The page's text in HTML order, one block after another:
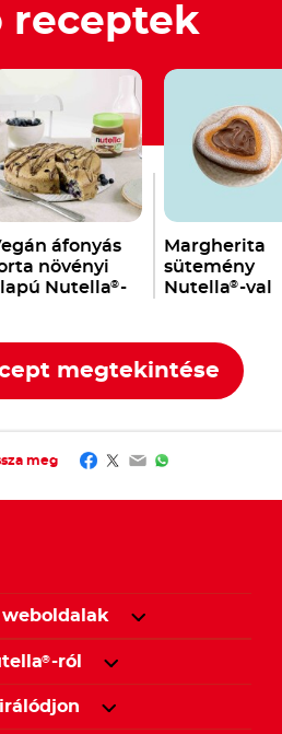
receptek
áfonyás
növényi
Nutella®-
Margherita
sütemény
Nutella®-val
megtekintése
meg Facebook
Twitter
EmailWhatsApp
weboldalak
®-ról